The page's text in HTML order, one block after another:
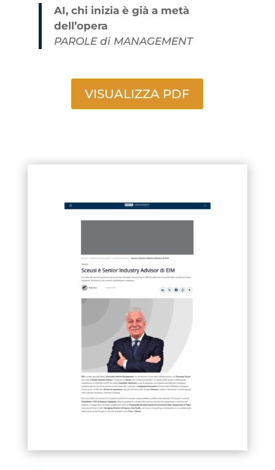
AI, chi inizia è già a metà
dell’opera
PAROLE di MANAGEMENT
VISUALIZZA PDF